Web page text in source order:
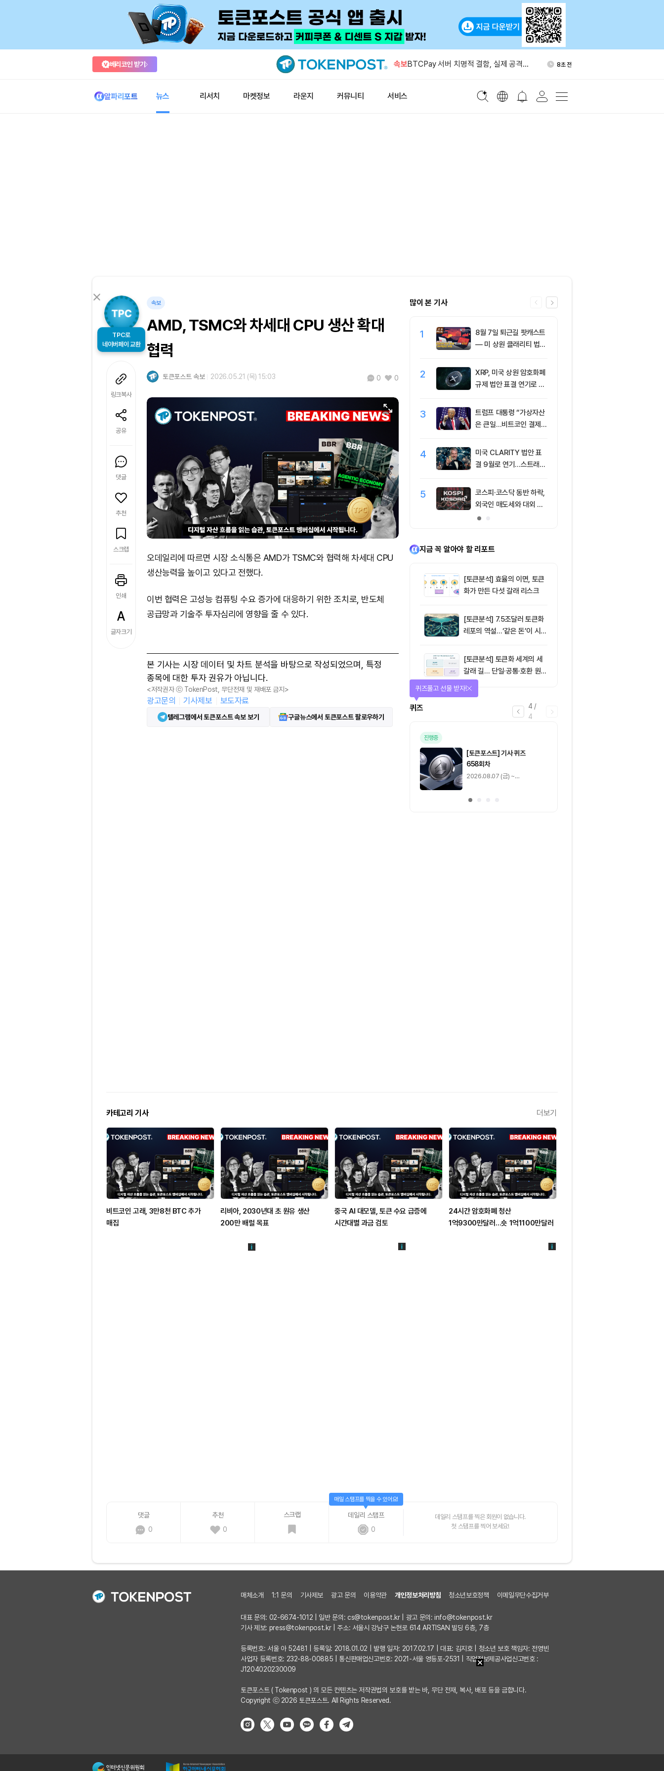
베리코인 받기 속보
캐피털B, 비트코인 보유량 3140개로 확
1시간 전
BTCPay 서버 치명적 결함, 실제 공격에
8초 전
알파리포트 뉴스 리서치 마켓정보 라운지 커뮤니티 서비스
TPC로
네이버페이 교환
링크복사
공유
댓글
추천
스크랩
인쇄
글자크기
속보
AMD, TSMC와 차세대 CPU 생산 확대
협력
토큰포스트 속보 2026.05.21 (목) 15:03 0 0
오데일리에 따르면 시장 소식통은 AMD가 TSMC와 협력해 차세대 CPU
생산능력을 높이고 있다고 전했다.
이번 협력은 고성능 컴퓨팅 수요 증가에 대응하기 위한 조치로, 반도체
공급망과 기술주 투자심리에 영향을 줄 수 있다.
본 기사는 시장 데이터 및 차트 분석을 바탕으로 작성되었으며, 특정
종목에 대한 투자 권유가 아닙니다.
<저작권자 ⓒ TokenPost, 무단전재 및 재배포 금지>
광고문의 기사제보 보도자료
텔레그램에서 토큰포스트 속보 보기 구글뉴스에서 토큰포스트 팔로우하기
많이 본 기사
1
8월 7일 퇴근길 팟캐스트
— 미 상원 클래리티 법안
F 3일 연속 유입
2
XRP, 미국 상원 암호화폐
규제 법안 표결 연기로 급
3
트럼프 대통령 “가상자산
은 큰일…비트코인 결제
4
미국 CLARITY 법안 표
결 9월로 연기…스트래티
5
코스피·코스닥 동반 하락,
외국인 매도세와 대외 불
안 영향
지금 꼭 알아야 할 리포트
[토큰분석] 효율의 이면, 토큰
화가 만든 다섯 갈래 리스크
[토큰분석] 7.5조달러 토큰화
레포의 역설…‘같은 돈’이 시장
[토큰분석] 토큰화 세계의 세
갈래 길… 단일·공통·호환 원장
이 가르는 ‘원자적 결제’의 운
4 /
4
퀴즈
퀴즈풀고 선물 받자!
진행중
[토큰포스트] 기사 퀴즈
658회차
2026.08.07 (금) ~
카테고리 기사 더보기
비트코인 고래, 3만8천 BTC 추가
매집
리비아, 2030년대 초 원유 생산
200만 배럴 목표
중국 AI 대모델, 토큰 수요 급증에
시간대별 과금 검토
24시간 암호화폐 청산
1억9300만달러…숏 1억1100만달러
댓글
0
추천
0
스크랩
데일리 스탬프
0
매일 스탬프를 찍을 수 있어요!
데일리 스탬프를 찍은 회원이 없습니다.
첫 스탬프를 찍어 보세요!
매체소개 1:1 문의 기사제보 광고 문의 이용약관 개인정보처리방침 청소년보호정책 이메일무단수집거부
대표 문의: 02-6674-1012 | 일반 문의: cs@tokenpost.kr| 광고 문의:info@tokenpost.kr
기사 제보: press@tokenpost.kr| 주소: 서울시 강남구 논현로 614 ARTISAN 빌딩 6층, 7층
등록번호: 서울 아 52481 | 등록일: 2018.01.02 | 발행 일자: 2017.02.17 | 대표: 김지호 | 청소년 보호 책임자: 전영빈
사업자 등록번호: 232-88-00885 | 통신판매업신고번호: 2021-서울 영등포-2531 | 직업정보제공사업신고번호 :
J1204020230009
토큰포스트 ( Tokenpost ) 의 모든 컨텐츠는 저작권법의 보호를 받는 바, 무단 전재, 복사, 배포 등을 금합니다.
Copyright ⓒ 2026 토큰포스트. All Rights Reserved.